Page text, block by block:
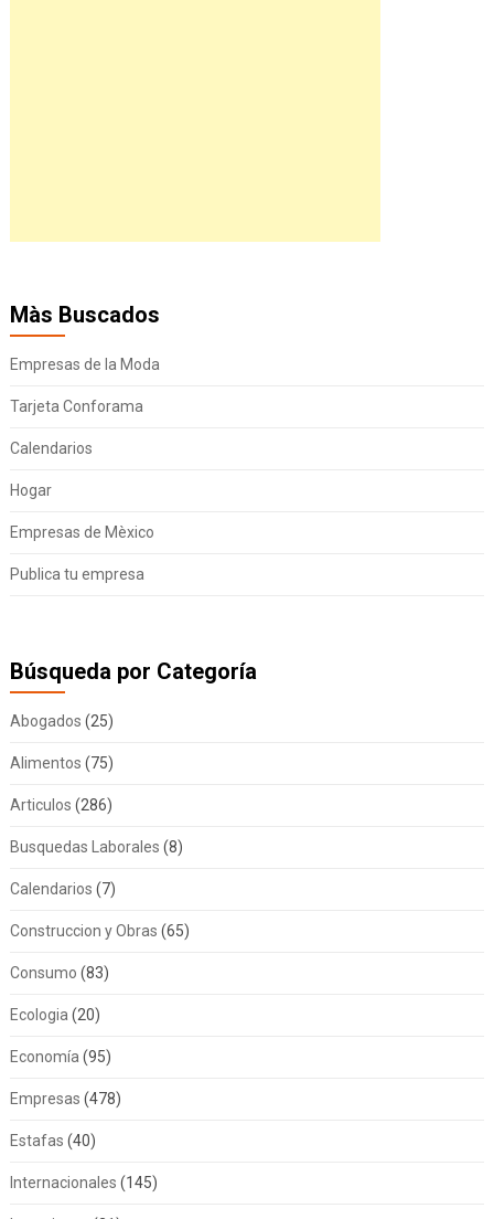
Màs Buscados
Empresas de la Moda
Tarjeta Conforama
Calendarios
Hogar
Empresas de Mèxico
Publica tu empresa
Búsqueda por Categoría
Abogados (25)
Alimentos (75)
Articulos (286)
Busquedas Laborales (8)
Calendarios (7)
Construccion y Obras (65)
Consumo (83)
Ecologia (20)
Economía (95)
Empresas (478)
Estafas (40)
Internacionales (145)